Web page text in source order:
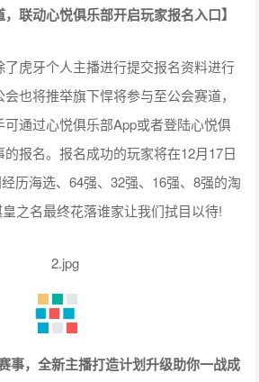
动心悦俱乐部开启玩家报名入口】
虎牙个人主播进行提交报名资料进行
也将推举旗下悍将参与至公会赛道，
通过心悦俱乐部App或者登陆心悦俱
报名。报名成功的玩家将在12月17日
历海选、64强、32强、16强、8强的淘
之名最终花落谁家让我们拭目以待!
，全新主播打造计划升级助你一战成